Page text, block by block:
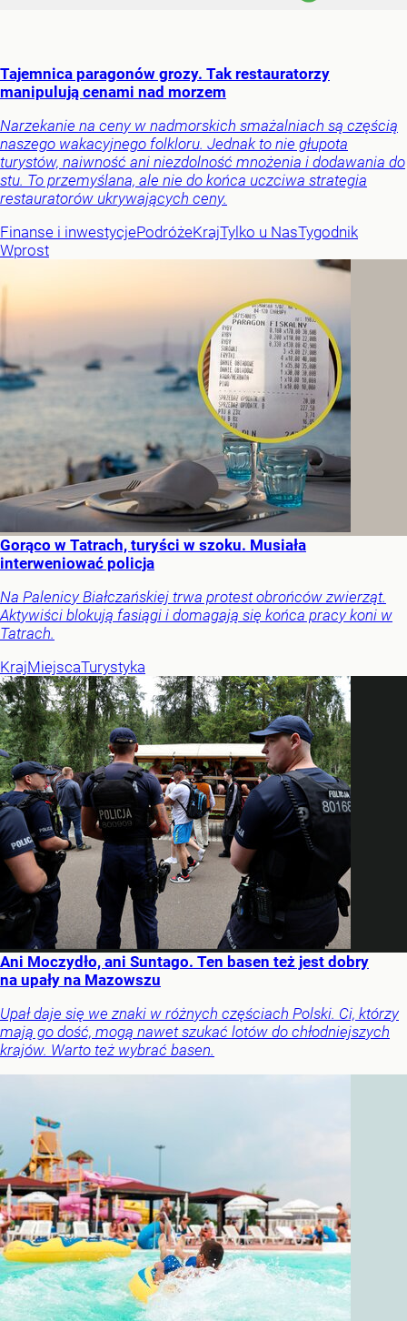
Tajemnica paragonów grozy. Tak restauratorzy
manipulują cenami nad morzem
Narzekanie na ceny w nadmorskich smażalniach są częścią
naszego wakacyjnego folkloru. Jednak to nie głupota
turystów, naiwność ani niezdolność mnożenia i dodawania do
stu. To przemyślana, ale nie do końca uczciwa strategia
restauratorów ukrywających ceny.
Finanse i inwestycjePodróżeKrajTylko u NasTygodnik
Wprost
Gorąco w Tatrach, turyści w szoku. Musiała
interweniować policja
Na Palenicy Białczańskiej trwa protest obrońców zwierząt.
Aktywiści blokują fasiągi i domagają się końca pracy koni w
Tatrach.
KrajMiejscaTurystyka
Ani Moczydło, ani Suntago. Ten basen też jest dobry
na upały na Mazowszu
Upał daje się we znaki w różnych częściach Polski. Ci, którzy
mają go dość, mogą nawet szukać lotów do chłodniejszych
krajów. Warto też wybrać basen.